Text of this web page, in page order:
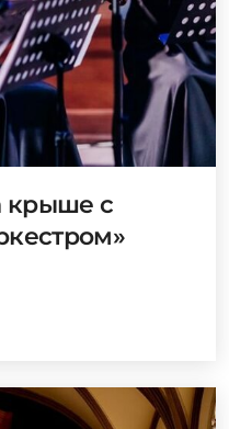
крыше с